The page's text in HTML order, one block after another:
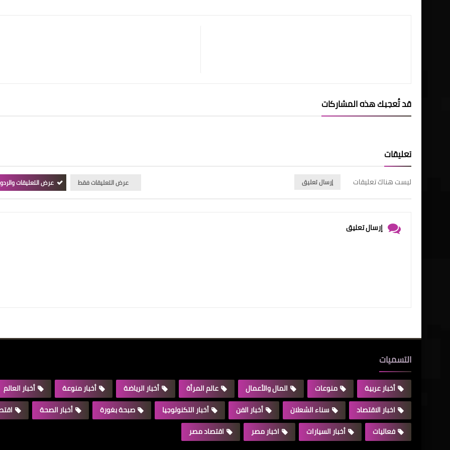
قد تُعجبك هذه المشاركات
تعليقات
ليست هناك تعليقات إرسال تعليق عرض التعليقات فقط عرض التعليقات
إرسال تعليق
التسميات
أخبار عربية منوعات المال والأعمال عالم المرأة أخبار الرياضة أخبار منوعة
أخبار العالم
اخبار الاقتصاد
سناء الشعلان أخبار الفن أخبار التكنولوجيا صبحة بغورة أخبار الصحة
فعاليات
أخبار السيارات اخبار مصر اقتصاد مصر